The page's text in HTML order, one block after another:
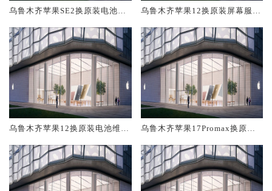
乌鲁木齐苹果SE2换原装电池维
乌鲁木齐苹果12换原装屏幕服务
乌鲁木齐苹果12换原装电池维修
乌鲁木齐苹果17Promax换原装